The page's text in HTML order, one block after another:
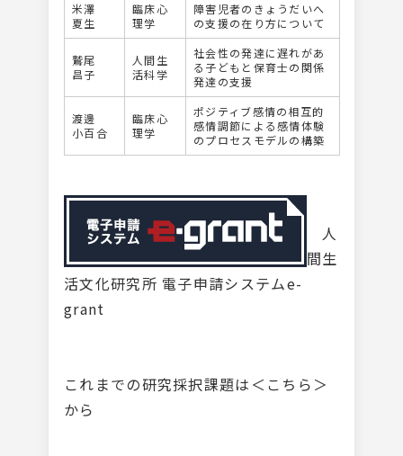
米澤
夏生
臨床心
理学
障害児者のきょうだいへ
の支援の在り方について
鷲尾
昌子
人間生
活科学
社会性の発達に遅れがあ
る子どもと保育士の関係
発達の支援
渡邊
小百合
臨床心
理学
ポジティブ感情の相互的
感情調節による感情体験
のプロセスモデルの構築
人
間生
活文化研究所 電子申請システムe-
grant
これまでの研究採択課題は ＜こちら＞
から